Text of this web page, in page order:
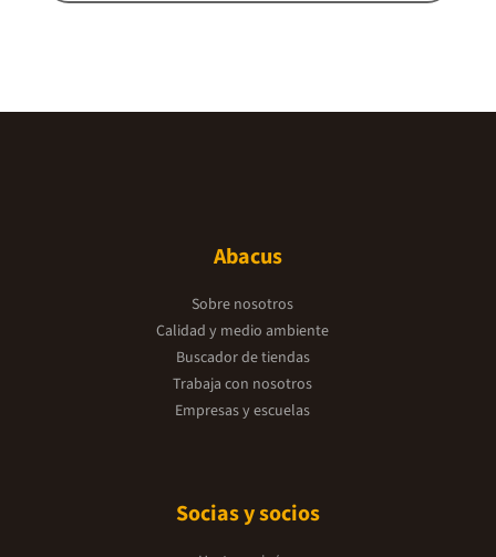
Abacus
Sobre nosotros
Calidad y medio ambiente
Buscador de tiendas
Trabaja con nosotros
Empresas y escuelas
Socias y socios